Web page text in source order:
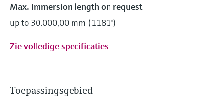
Max. immersion length on request
up to 30.000,00 mm (1181'')
Zie volledige specificaties
Toepassingsgebied